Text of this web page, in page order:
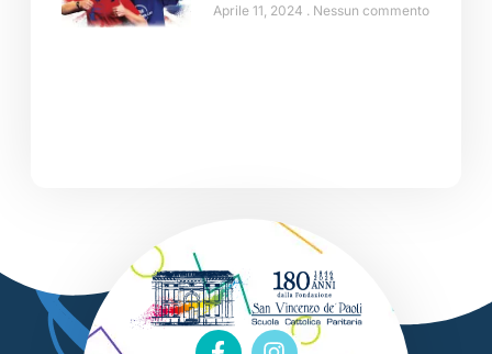
Aprile 11, 2024 Nessun commento